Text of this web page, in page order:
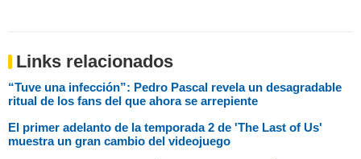
Links relacionados
“Tuve una infección”: Pedro Pascal revela un desagradable
ritual de los fans del que ahora se arrepiente
El primer adelanto de la temporada 2 de 'The Last of Us'
muestra un gran cambio del videojuego